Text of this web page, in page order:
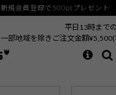
新規会員登録で500ptプレゼント
平日13時まで
一部地域を除きご注文金額